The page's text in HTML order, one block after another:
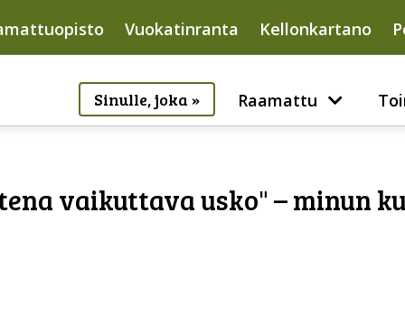
Vuokatinranta Kellonkartano
Sinulle, joka » Raamattu
vaikuttava usko" – minun